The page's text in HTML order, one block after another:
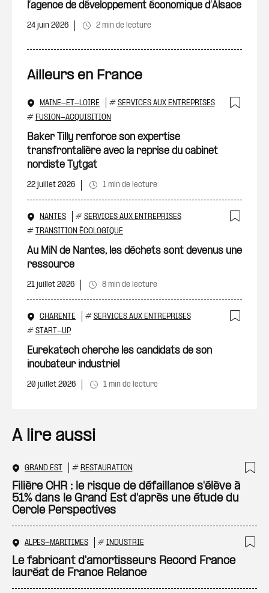
l’agence de développement économique d’Alsace
24 juin 2026 2 min de lecture
Ailleurs en France
MAINE-ET-LOIRE # SERVICES AUX ENTREPRISES
# FUSION-ACQUISITION
Baker Tilly renforce son expertise
transfrontalière avec la reprise du cabinet
nordiste Tytgat
22 juillet 2026 1 min de lecture
NANTES # SERVICES AUX ENTREPRISES
# TRANSITION ÉCOLOGIQUE
Au MiN de Nantes, les déchets sont devenus une
ressource
21 juillet 2026 8 min de lecture
CHARENTE # SERVICES AUX ENTREPRISES
# START-UP
Eurekatech cherche les candidats de son
incubateur industriel
20 juillet 2026 1 min de lecture
A lire aussi
GRAND EST # RESTAURATION
Filière CHR : le risque de défaillance s'élève à
51% dans le Grand Est d'après une étude du
Cercle Perspectives
ALPES-MARITIMES # INDUSTRIE
Le fabricant d'amortisseurs Record France
lauréat de France Relance